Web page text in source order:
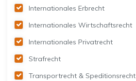
Internationales Erbrecht
Internationales Wirtschaftsrecht
Internationales Privatrecht
Strafrecht
Transportrecht & Speditionsrecht